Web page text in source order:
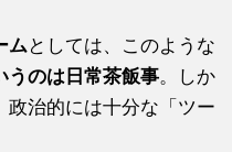
ム としては、このような
うのは日常茶飯事。しか
政治的には十分な「ツー